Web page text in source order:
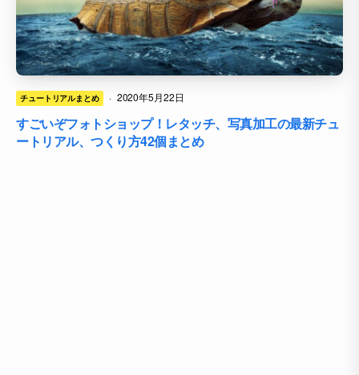
チュートリアルまとめ · 2020年5月22日
すごいぞフォトショップ！レタッチ、写真加工の最新チュ
ートリアル、つくり方42個まとめ